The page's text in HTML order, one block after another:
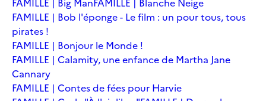
FAMILLE | Bob l'éponge - Le film : un pour tous, tous
pirates !
FAMILLE | Bonjour le Monde !
FAMILLE | Calamity, une enfance de Martha Jane
Cannary
FAMILLE | Contes de fées pour Harvie